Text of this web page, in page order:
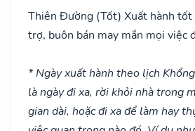
Thiên Đường (Tốt) Xuất hành tốt
trợ, buôn bán may mắn mọi việc
* Ngày xuất hành theo lịch
là ngày đi xa, rời khỏi nhà trong
gian dài, hoặc đi xa để làm hay